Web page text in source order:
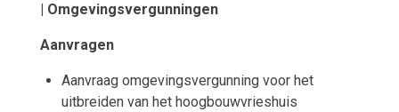
| Omgevingsvergunningen
Aanvragen
Aanvraag omgevingsvergunning voor het
uitbreiden van het hoogbouwvrieshuis